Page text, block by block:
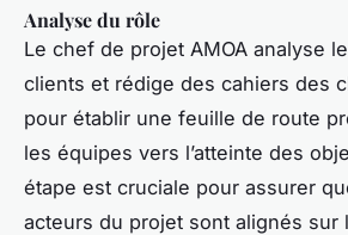
Analyse du rôle
Le chef de projet AMOA analyse
clients et rédige des cahiers des
pour établir une feuille de route
les équipes vers l’atteinte des
étape est cruciale pour assurer
acteurs du projet sont alignés sur